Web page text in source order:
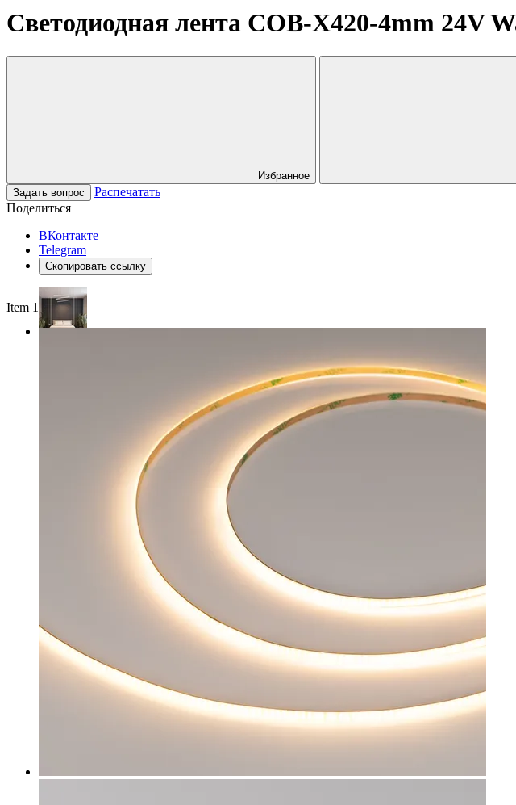
Светодиодная лента COB-X420-4mm 24V
Избранное
Задать вопрос
Распечатать
Поделиться
ВКонтакте
Telegram
Скопировать ссылку
Item 1 of 4